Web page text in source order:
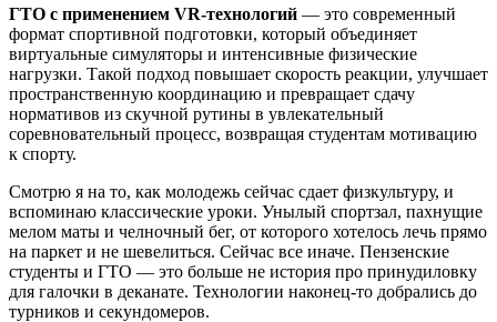
ГТО с применением VR-технологий — это современный
формат спортивной подготовки, который объединяет
виртуальные симуляторы и интенсивные физические
нагрузки. Такой подход повышает скорость реакции, улучшает
пространственную координацию и превращает сдачу
нормативов из скучной рутины в увлекательный
соревновательный процесс, возвращая студентам мотивацию
к спорту.
Смотрю я на то, как молодежь сейчас сдает физкультуру, и
вспоминаю классические уроки. Унылый спортзал, пахнущие
мелом маты и челночный бег, от которого хотелось лечь прямо
на паркет и не шевелиться. Сейчас все иначе. Пензенские
студенты и ГТО — это больше не история про принудиловку
для галочки в деканате. Технологии наконец-то добрались до
турников и секундомеров.